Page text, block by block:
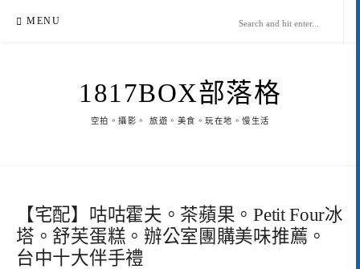
MENU
1817BOX部落格
空拍。攝影。 旅遊。美食。玩在地。慢生活
【宅配】咕咕霍夫。茶蘋果。Petit Four冰
塔。舒芙蛋糕。辦公室團購美味推薦。
台中十大伴手禮